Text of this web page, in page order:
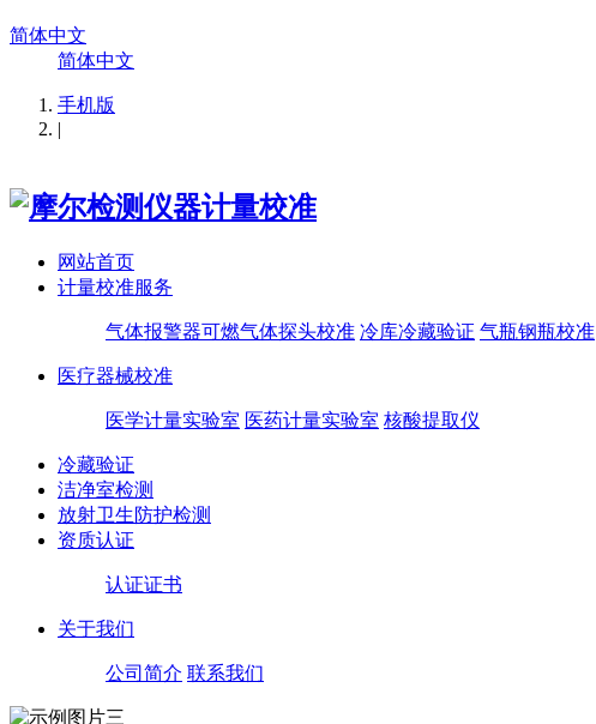
简体中文
简体中文
手机版
|
网站首页
计量校准服务
气体报警器可燃气体探头校准 冷库冷藏验证 气瓶钢瓶校准
医疗器械校准
医学计量实验室 医药计量实验室 核酸提取仪
冷藏验证
洁净室检测
放射卫生防护检测
资质认证
认证证书
关于我们
公司简介 联系我们